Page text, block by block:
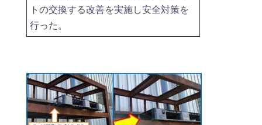
トの交換する改善を実施し安全対策を
行った。